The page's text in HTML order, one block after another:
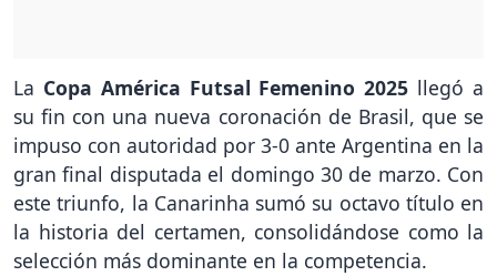
La Copa América Futsal Femenino 2025 llegó a
su fin con una nueva coronación de Brasil, que se
impuso con autoridad por 3-0 ante Argentina en la
gran final disputada el domingo 30 de marzo. Con
este triunfo, la Canarinha sumó su octavo título en
la historia del certamen, consolidándose como la
selección más dominante en la competencia.